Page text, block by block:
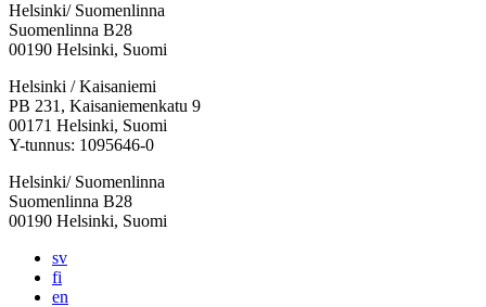
Helsinki/ Suomenlinna
Suomenlinna B28
00190 Helsinki, Suomi
Facebook:
Avataan
uuteen
välilehteen
Instagram:
Avataan
uuteen
välilehteen
TikTok:
Avataan
uuteen
välilehteen
Youtube:
Avataan
uuteen
välilehteen
Vimeo:
Avataan
uuteen
välilehteen
Helsinki / Kaisaniemi
PB 231, Kaisaniemenkatu 9
00171 Helsinki, Suomi
Y-tunnus: 1095646-0
Helsinki/ Suomenlinna
Suomenlinna B28
00190 Helsinki, Suomi
sv
fi
en